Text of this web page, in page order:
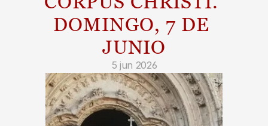
DOMINGO, 7 DE
JUNIO
5 jun 2026